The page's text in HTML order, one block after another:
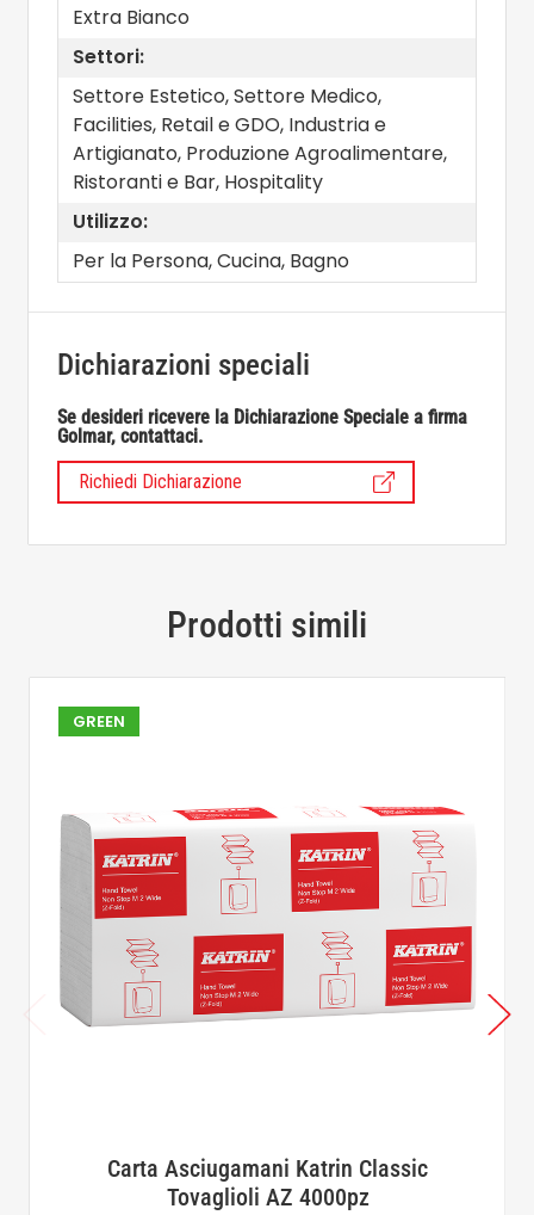
Extra Bianco
Settori:
Settore Estetico, Settore Medico,
Facilities, Retail e GDO, Industria e
Artigianato, Produzione Agroalimentare,
Ristoranti e Bar, Hospitality
Utilizzo:
Per la Persona, Cucina, Bagno
Dichiarazioni speciali
Se desideri ricevere la Dichiarazione Speciale a firma
Golmar, contattaci.
Richiedi Dichiarazione
Prodotti simili
GREEN
Carta Asciugamani Katrin Classic
Tovaglioli AZ 4000pz